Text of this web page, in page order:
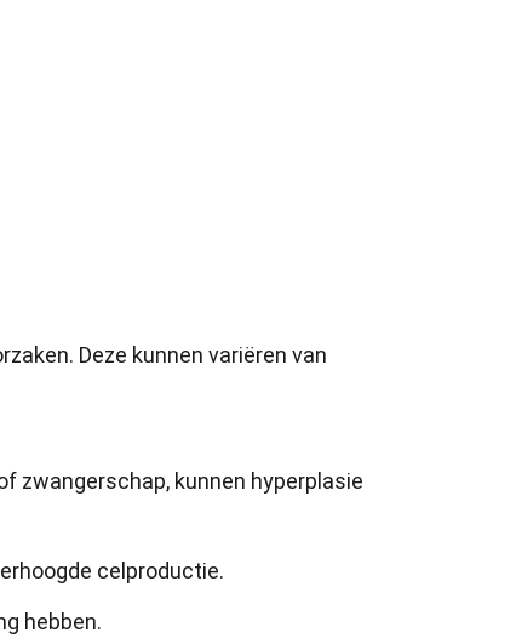
Deze kunnen variëren van
zwangerschap, kunnen hyperplasie
celproductie.
hebben.